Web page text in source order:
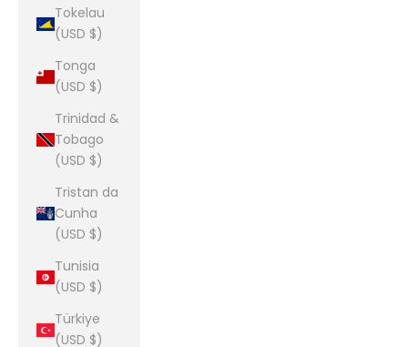
Tokelau
(USD $)
Tonga
(USD $)
Trinidad &
Tobago
(USD $)
Tristan da
Cunha
(USD $)
Tunisia
(USD $)
Türkiye
(USD $)